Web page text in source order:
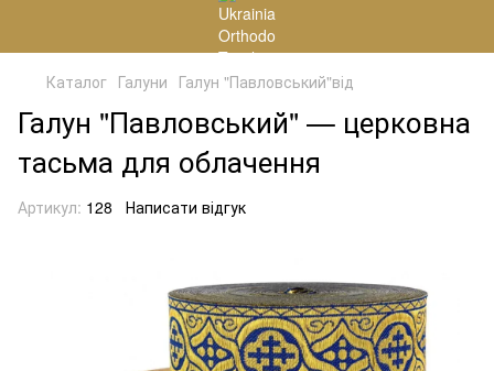
Каталог Галуни Галун "Павловський"від
Галун "Павловський" — церковна
тасьма для облачення
Артикул: 128 Написати відгук